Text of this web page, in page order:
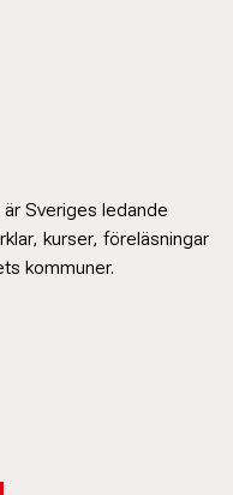
Sveriges ledande
kurser, föreläsningar
kommuner.